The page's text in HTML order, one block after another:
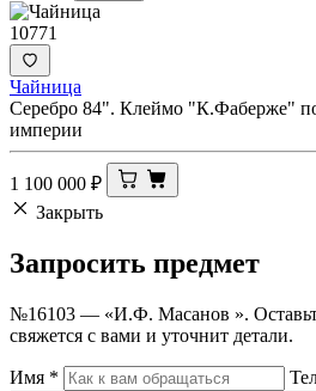
10771
Чайница
Серебро 84". Клеймо "К.Фаберже"
империи
1 100 000 ₽
Закрыть
Запросить предмет
№16103 — «И.Ф. Масанов ».
свяжется с вами и уточнит детали.
Имя *